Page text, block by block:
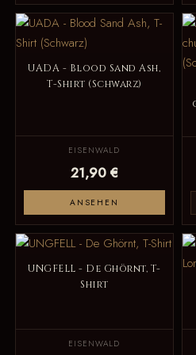
UADA - Blood Sand Ash,
T-Shirt (Schwarz)
EISENWALD
21,90 €
ANSEHEN
UNGFELL - De Ghörnt, T-
Shirt
EISENWALD